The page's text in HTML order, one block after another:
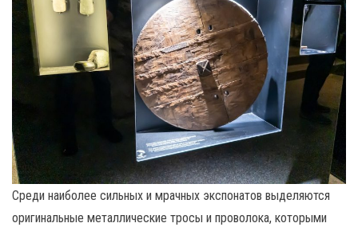
Среди наиболее сильных и мрачных экспонатов выделяются
оригинальные металлические тросы и проволока, которыми